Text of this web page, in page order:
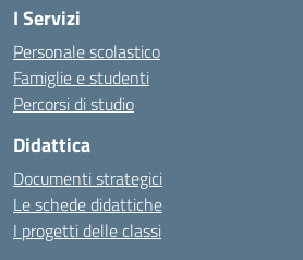
I Servizi
Personale scolastico
Famiglie e studenti
Percorsi di studio
Didattica
Documenti strategici
Le schede didattiche
I progetti delle classi